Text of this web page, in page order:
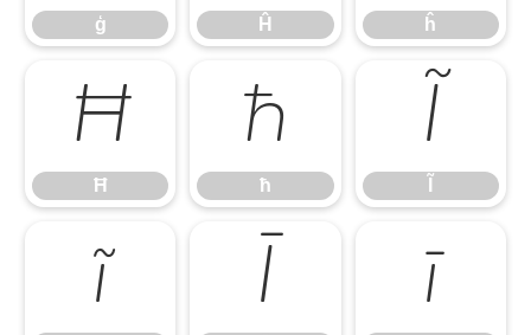
ģ Ĥ ĥ
Ħ
Ħ
ħ
ħ
Ĩ
ĩ Ī ī